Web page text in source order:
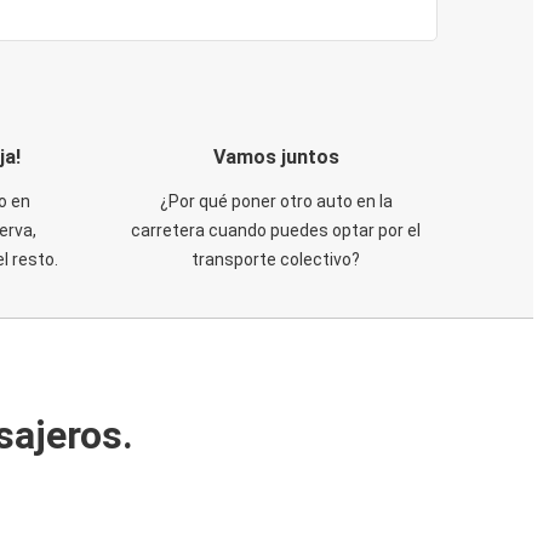
en
resto.
Vamos juntos
¿Por qué poner otro auto en la
carretera cuando puedes optar por el
transporte colectivo?